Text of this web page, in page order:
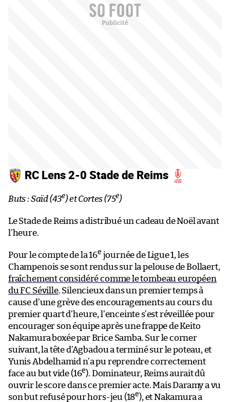
RC Lens 2-0 Stade de Reims
Buts : Saïd (43e) et Cortes (75e)
Le Stade de Reims a distribué un cadeau de Noël avant
l’heure.
Pour le compte de la 16e journée de Ligue 1, les
Champenois se sont rendus sur la pelouse de Bollaert,
fraîchement considéré comme le tombeau européen
du FC Séville. Silencieux dans un premier temps à
cause d’une grève des encouragements au cours du
premier quart d’heure, l’enceinte s’est réveillée pour
encourager son équipe après une frappe de Keito
Nakamura boxée par Brice Samba. Sur le corner
suivant, la tête d’Agbadou a terminé sur le poteau, et
Yunis Abdelhamid n’a pu reprendre correctement
face au but vide (16e). Dominateur, Reims aurait dû
ouvrir le score dans ce premier acte. Mais Daramy a vu
son but refusé pour hors-jeu (18e), et Nakamura a